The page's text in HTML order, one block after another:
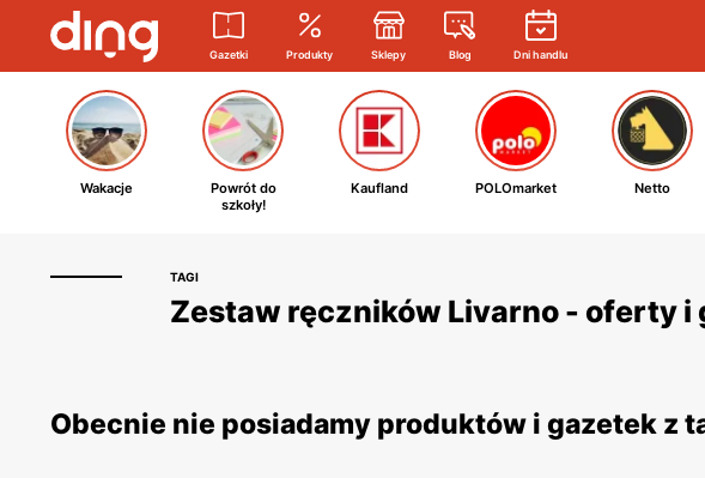
Gazetki Produkty Sklepy Blog Dni handlu
Wakacje
Powrót do
szkoły!
Kaufland POLOmarket Netto
TAGI
Zestaw ręczników Livarno - oferty i
Obecnie nie posiadamy produktów i gazetek z